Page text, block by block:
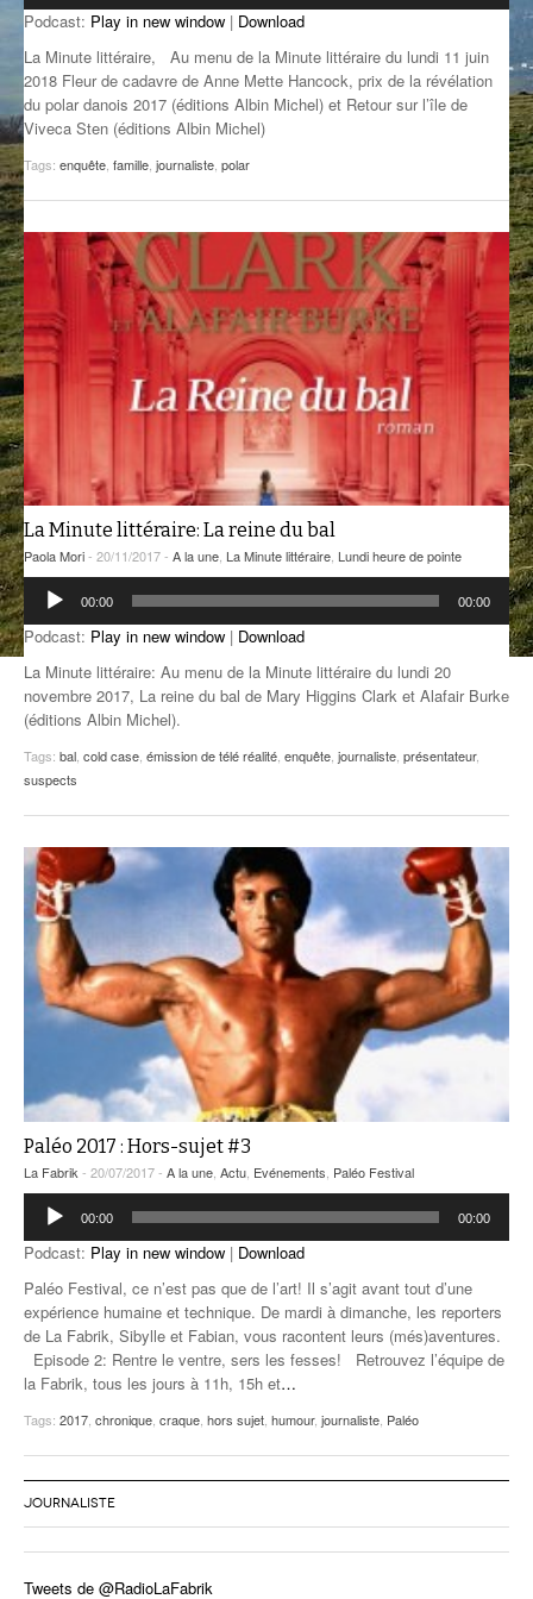
GROOVE N SUN
IL ÉTAIT UNE FOIS
L’ASTUCE DE LA PORTE EN BOIS
LA FABRIK POÉTIK
LA SOUTERRAINE
MUSIQUE DES ANTIPODES
NOS ANCIENS
SONORIK
ANCIENNES ÉMISSIONS
PLUS DE MIX
Podcast: Play in new window | Download
La Minute littéraire, Au menu de la Minute littéraire du lundi 11 juin
2018 Fleur de cadavre de Anne Mette Hancock, prix de la révélation
du polar danois 2017 (éditions Albin Michel) et Retour sur l’île de
Viveca Sten (éditions Albin Michel)
Tags: enquête famille journaliste polar
La Minute littéraire: La reine du bal
Paola Mori- 20/11/2017 - A la une La Minute littéraire Lundi heure de pointe
Lecteur
audio
00:00 00:00
Podcast: Play in new window | Download
La Minute littéraire: Au menu de la Minute littéraire du lundi 20
novembre 2017, La reine du bal de Mary Higgins Clark et Alafair Burke
(éditions Albin Michel).
Tags: bal cold case émission de télé réalité enquête journaliste présentateur,
suspects
Paléo 2017 : Hors-sujet #3
La Fabrik - 20/07/2017 - A la une Actu Evénements Paléo Festival
Lecteur
audio
00:00 00:00
Podcast: Play in new window | Download
Paléo Festival, ce n’est pas que de l’art! Il s’agit avant tout d’une
expérience humaine et technique. De mardi à dimanche, les reporters
de La Fabrik, Sibylle et Fabian, vous racontent leurs (més)aventures.
Episode 2: Rentre le ventre, sers les fesses! Retrouvez l’équipe de
la Fabrik, tous les jours à 11h, 15h et…
Tags: 2017 chronique craque hors sujet humour, journaliste Paléo
JOURNALISTE
Tweets de @RadioLaFabrik